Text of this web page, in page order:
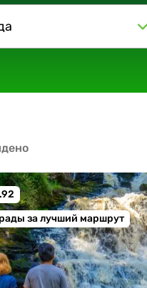
за лучший маршрут